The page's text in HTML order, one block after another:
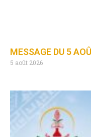
MESSAGE DU 5
5 août 2026